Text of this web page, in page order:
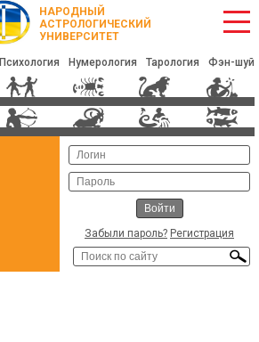
НАРОДНЫЙ
АСТРОЛОГИЧЕСКИЙ
УНИВЕРСИТЕТ
Психология Нумерология Тарология Фэн-шуй
Забыли пароль? Регистрация